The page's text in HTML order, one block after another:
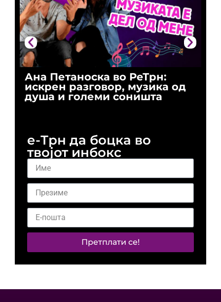
Ана Петаноска во РеТрн:
искрен разговор, музика од
душа и големи соништа
е-Трн да боцка во
твојот инбокс
Претплати се!